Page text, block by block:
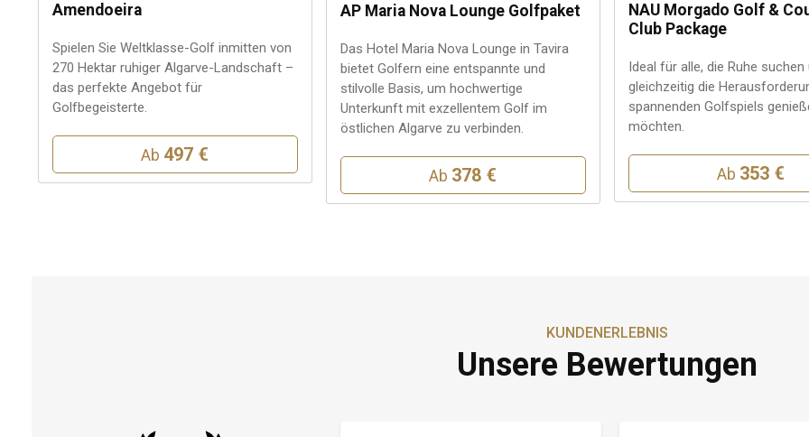
Amendoeira
Spielen Sie Weltklasse-Golf inmitten von
270 Hektar ruhiger Algarve-Landschaft –
das perfekte Angebot für
Golfbegeisterte.
Ab 497 €
AP Maria Nova Lounge Golfpaket
Das Hotel Maria Nova Lounge in Tavira
bietet Golfern eine entspannte und
stilvolle Basis, um hochwertige
Unterkunft mit exzellentem Golf im
östlichen Algarve zu verbinden.
Ab 378 €
NAU Morgado Golf &
Club Package
Ideal für alle, die Ruhe suchen
gleichzeitig die
spannenden Golfspiels
möchten.
Ab 353 €
KUNDENERLEBNIS
Unsere Bewertungen